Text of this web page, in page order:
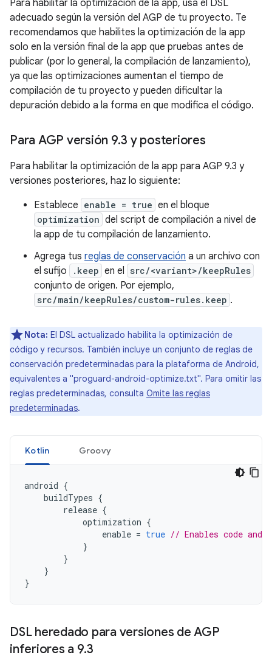
Para habilitar la optimización de la app, usa el DSL
adecuado según la versión del AGP de tu proyecto. Te
recomendamos que habilites la optimización de la app
solo en la versión final de la app que pruebas antes de
publicar (por lo general, la compilación de lanzamiento),
ya que las optimizaciones aumentan el tiempo de
compilación de tu proyecto y pueden dificultar la
depuración debido a la forma en que modifica el código.
Para AGP versión 9.3 y posteriores
Para habilitar la optimización de la app para AGP 9.3 y
versiones posteriores, haz lo siguiente:
Establece enable = true en el bloque
optimization del script de compilación a nivel de
la app de tu compilación de lanzamiento.
Agrega tus reglas de conservación a un archivo con
el sufijo
.keep en el src/<variant>/keepRules
conjunto de origen. Por ejemplo,
src/main/keepRules/custom-rules.keep .
Nota: El DSL actualizado habilita la optimización de
código y recursos. También incluye un conjunto de reglas de
conservación predeterminadas para la plataforma de Android,
equivalentes a "proguard-android-optimize.txt". Para omitir las
reglas predeterminadas, consulta Omite las reglas
predeterminadas.
Kotlin Groovy
android {
buildTypes {
release {
optimization {
enable = true // Enables code and
}
}
}
}
DSL heredado para versiones de AGP
inferiores a 9.3